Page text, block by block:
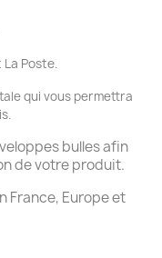
Poste.
qui vous permettra
bulles afin
de votre produit.
France, Europe et